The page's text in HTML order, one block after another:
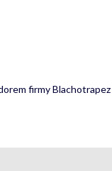
firmy Blachotrapez